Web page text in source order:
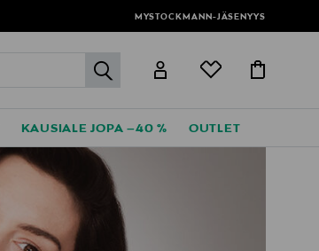
MYSTOCKMANN-JÄSENYYS
label.header.go
KAUSIALE JOPA –40 % OUTLET